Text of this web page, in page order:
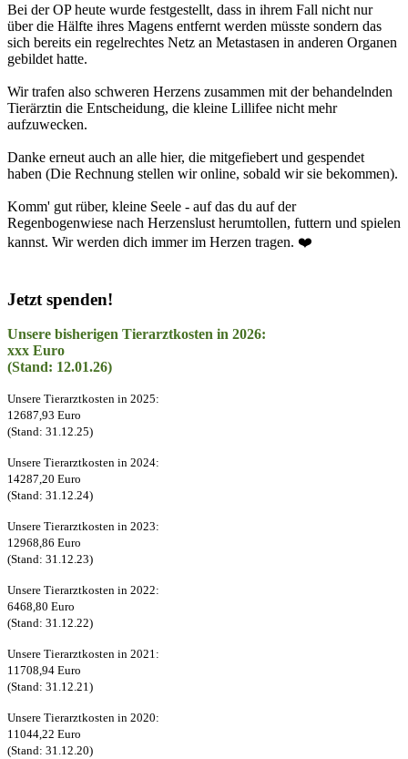
Bei der OP heute wurde festgestellt, dass in ihrem Fall nicht nur
über die Hälfte ihres Magens entfernt werden müsste sondern das
sich bereits ein regelrechtes Netz an Metastasen in anderen Organen
gebildet hatte.
Wir trafen also schweren Herzens zusammen mit der behandelnden
Tierärztin die Entscheidung, die kleine Lillifee nicht mehr
aufzuwecken.
Danke erneut auch an alle hier, die mitgefiebert und gespendet
haben (Die Rechnung stellen wir online, sobald wir sie bekommen).
Komm' gut rüber, kleine Seele - auf das du auf der
Regenbogenwiese nach Herzenslust herumtollen, futtern und spielen
kannst. Wir werden dich immer im Herzen tragen. ❤️
Jetzt spenden!
Unsere bisherigen Tierarztkosten in 2026:
xxx Euro
(Stand: 12.01.26)
Unsere Tierarztkosten in 2025:
12687,93 Euro
(Stand: 31.12.25)
Unsere Tierarztkosten in 2024:
14287,20 Euro
(Stand: 31.12.24)
Unsere Tierarztkosten in 2023:
12968,86 Euro
(Stand: 31.12.23)
Unsere Tierarztkosten in 2022:
6468,80 Euro
(Stand: 31.12.22)
Unsere Tierarztkosten in 2021:
11708,94 Euro
(Stand: 31.12.21)
Unsere Tierarztkosten in 2020:
11044,22 Euro
(Stand: 31.12.20)